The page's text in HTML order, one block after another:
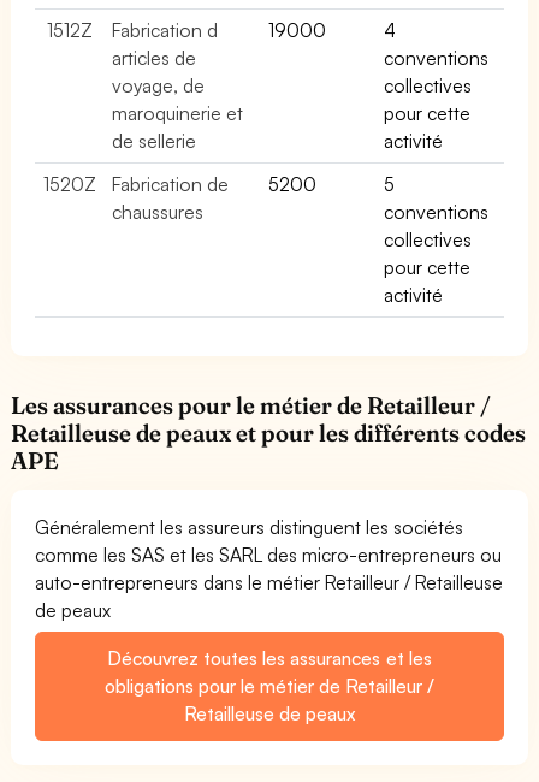
1512Z
Fabrication d
articles de
voyage, de
maroquinerie et
de sellerie
19000
4
conventions
collectives
pour cette
activité
1520Z
Fabrication de
chaussures
5200
5
conventions
collectives
pour cette
activité
Les assurances pour le métier de Retailleur /
Retailleuse de peaux et pour les différents codes
APE
Généralement les assureurs distinguent les sociétés
comme les SAS et les SARL des micro-entrepreneurs ou
auto-entrepreneurs dans le métier Retailleur / Retailleuse
de peaux
Découvrez toutes les assurances et les
obligations pour le métier de Retailleur /
Retailleuse de peaux